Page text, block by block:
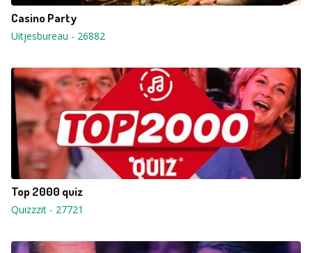
Casino Party
Uitjesbureau - 26882
Top 2000 quiz
Quizzzit - 27721